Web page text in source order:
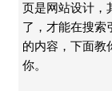
页是网站设计，
了，才能在搜索
的内容，下面教
你。